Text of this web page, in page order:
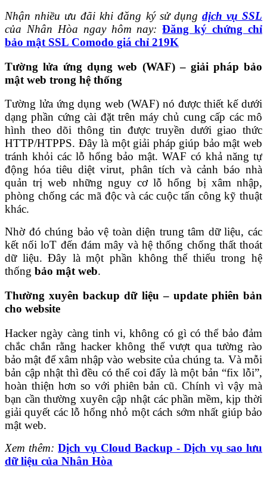
Nhận nhiều ưu đãi khi đăng ký sử dụng dịch vụ SSL
của Nhân Hòa ngay hôm nay:Đăng ký chứng chỉ
bảo mật SSL Comodo giá chỉ 219K
Tường lửa ứng dụng web (WAF) – giải pháp bảo
mật web trong hệ thống
Tường lửa ứng dụng web (WAF) nó được thiết kế dưới
dạng phần cứng cài đặt trên máy chủ cung cấp các mô
hình theo dõi thông tin được truyền dưới giao thức
HTTP/HTPPS. Đây là một giải pháp giúp bảo mật web
tránh khỏi các lỗ hổng bảo mật. WAF có khả năng tự
động hóa tiêu diệt virut, phân tích và cảnh báo nhà
quản trị web những nguy cơ lỗ hổng bị xâm nhập,
phòng chống các mã độc và các cuộc tấn công kỹ thuật
khác.
Nhờ đó chúng bảo vệ toàn diện trung tâm dữ liệu, các
kết nối loT đến đám mây và hệ thống chống thất thoát
dữ liệu. Đây là một phần không thể thiếu trong hệ
thống bảo mật web.
Thường xuyên backup dữ liệu – update phiên bản
cho website
Hacker ngày càng tinh vi, không có gì có thể bảo đảm
chắc chắn rằng hacker không thể vượt qua tường rào
bảo mật để xâm nhập vào website của chúng ta. Và mỗi
bản cập nhật thì đều có thể coi đấy là một bản “fix lỗi”,
hoàn thiện hơn so với phiên bản cũ. Chính vì vậy mà
bạn cần thường xuyên cập nhật các phần mềm, kịp thời
giải quyết các lỗ hổng nhỏ một cách sớm nhất giúp bảo
mật web.
Xem thêm: Dịch vụ Cloud Backup - Dịch vụ sao lưu
dữ liệu của Nhân Hòa